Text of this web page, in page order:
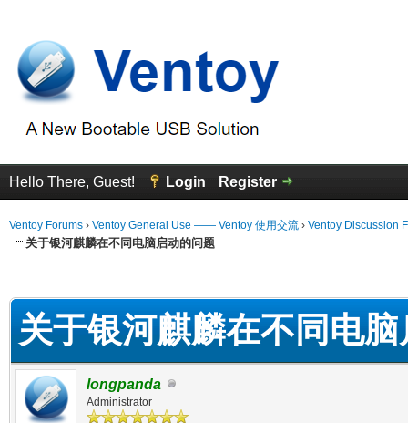
Hello There, Guest! Login Register
Ventoy Forums › Ventoy General Use —— Ventoy 使用交流 › Ventoy Discussion
关于银河麒麟在不同电脑启动的问题
关于银河麒麟在不同电
longpanda
Administrator